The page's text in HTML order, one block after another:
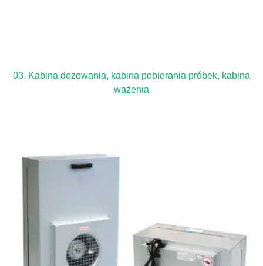
03. Kabina dozowania, kabina pobierania próbek, kabina
ważenia